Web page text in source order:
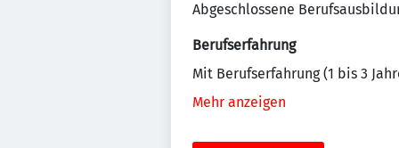
Abgeschlossene
Berufserfahrung
Mit Berufserfahrung (1 bis 3
Mehr anzeigen